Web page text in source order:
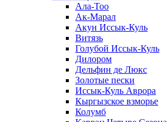
Ала-Тоо
Ак-Марал
Акун Иссык-Куль
Витязь
Голубой Иссык-Куль
Дилором
Дельфин де Люкс
Золотые пески
Иссык-Куль Аврора
Кыргызское взморье
Колумб